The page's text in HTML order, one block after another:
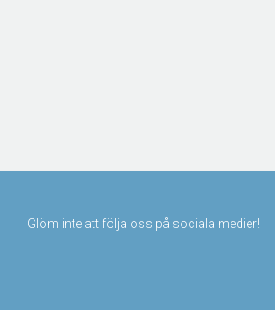
Glöm inte att följa oss på sociala medier!